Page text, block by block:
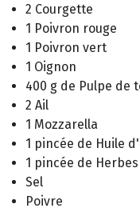
2 Courgette
1 Poivron rouge
1 Poivron vert
1 Oignon
400 g de Pulpe de
2 Ail
1 Mozzarella
1 pincée de Huile
1 pincée de
Sel
Poivre